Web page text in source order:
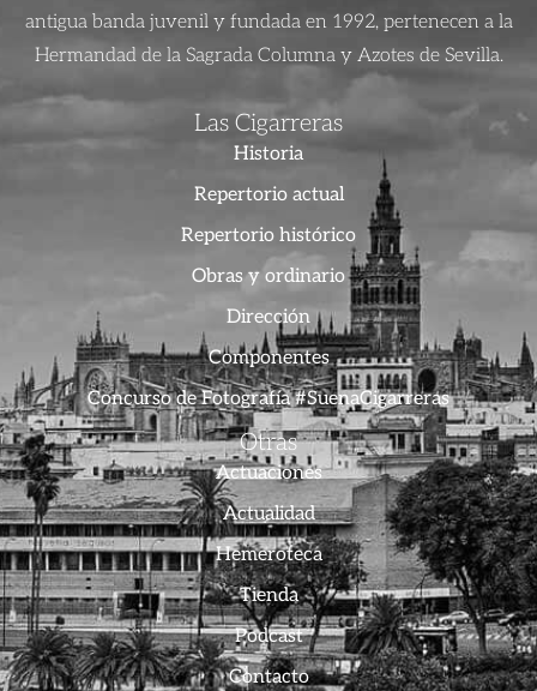
antigua banda juvenil y fundada en 1992, pertenecen a la
Hermandad de la Sagrada Columna y Azotes de Sevilla.
Las Cigarreras
Historia
Repertorio actual
Repertorio histórico
Obras y ordinario
Dirección
Componentes
Concurso de Fotografía #SuenaCigarreras
Otras
Actuaciones
Actualidad
Hemeroteca
Tienda
Podcast
Contacto